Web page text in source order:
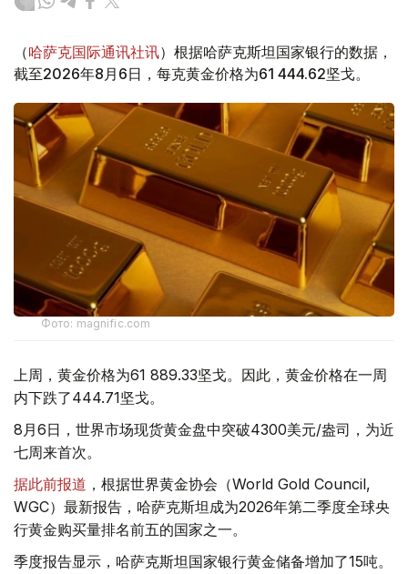
（哈萨克国际通讯社讯）根据哈萨克斯坦国家银行的数据，
截至2026年8月6日，每克黄金价格为61 444.62坚戈。
Фото: magnific.com
上周，黄金价格为61 889.33坚戈。因此，黄金价格在一周
内下跌了444.71坚戈。
8月6日，世界市场现货黄金盘中突破4300美元/盎司，为近
七周来首次。
据此前报道 ，根据世界黄金协会（World Gold Council,
WGC）最新报告，哈萨克斯坦成为2026年第二季度全球央
行黄金购买量排名前五的国家之一。
季度报告显示，哈萨克斯坦国家银行黄金储备增加了15吨。